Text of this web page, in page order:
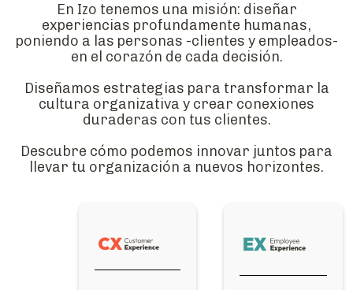
En Izo tenemos una misión: diseñar
experiencias profundamente humanas,
poniendo a las personas -clientes y empleados-
en el corazón de cada decisión.
Diseñamos estrategias para transformar la
cultura organizativa y crear conexiones
duraderas con tus clientes.
Descubre cómo podemos innovar juntos para
llevar tu organización a nuevos horizontes.